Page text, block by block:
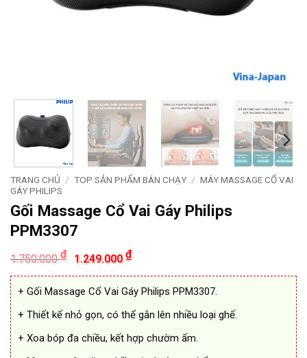
TRANG CHỦ / TOP SẢN PHẨM BÁN CHẠY / MÁY MASSAGE CỔ VAI
GÁY PHILIPS
Gối Massage Cổ Vai Gáy Philips
PPM3307
1.750.000₫
Giá
gốc
là:
1.750.000 ₫.
1.249.000₫Giá
hiện
tại
là:
1.249.000 ₫.
+ Gối Massage Cổ Vai Gáy Philips PPM3307.
+ Thiết kế nhỏ gọn, có thể gắn lên nhiều loại ghế.
+ Xoa bóp đa chiều, kết hợp chườm ấm.